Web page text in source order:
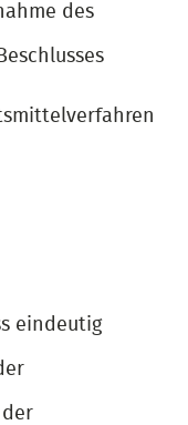
des
eindeutig